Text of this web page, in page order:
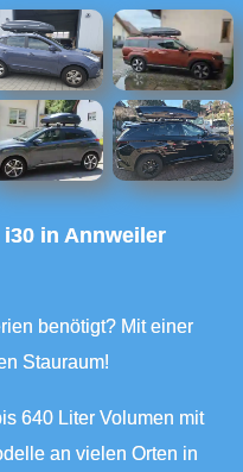
Stauraum!
an vielen Orten in